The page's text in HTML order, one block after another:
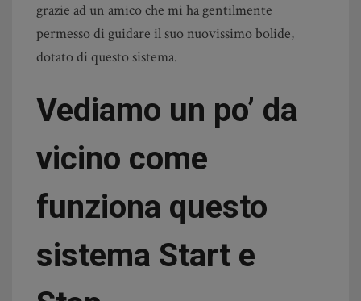
grazie ad un amico che mi ha gentilmente
permesso di guidare il suo nuovissimo bolide,
dotato di questo sistema.
Vediamo un po’ da
vicino come
funziona questo
sistema Start e